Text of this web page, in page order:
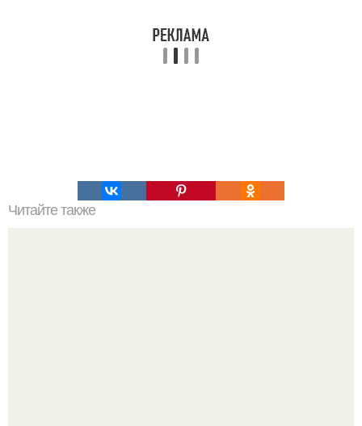
Читайте также